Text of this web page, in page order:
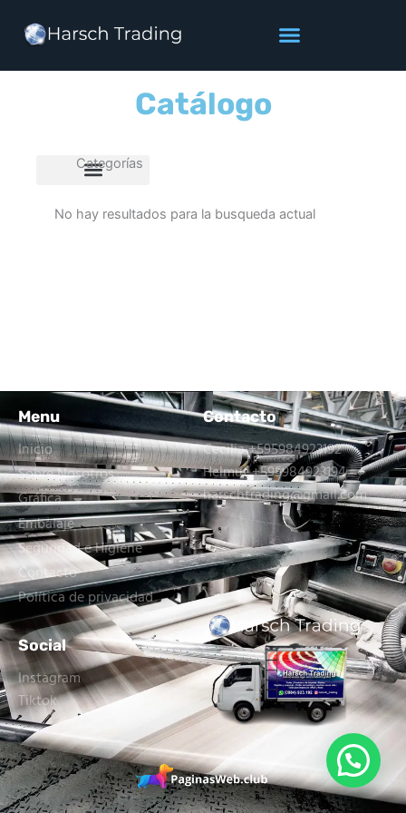
Catálogo
Categorías
No hay resultados para la busqueda actual
Menu
Inicio
Sobre Nosotros
Gráfica
Embalaje
Seguridad e Higiene
Contacto
Política de privacidad
Contacto
Cecilia +595984923192
Helmut +595984923194
harschtrading@gmail.com
Social
Instagram
Tiktok